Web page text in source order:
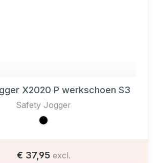
Safety Jogger X2020 P werkschoen S3
Safety Jogger
€ 37,95 excl.